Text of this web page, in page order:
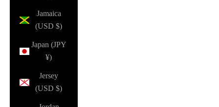
Jamaica
(USD $)
Japan (JPY
¥)
Jersey
(USD $)